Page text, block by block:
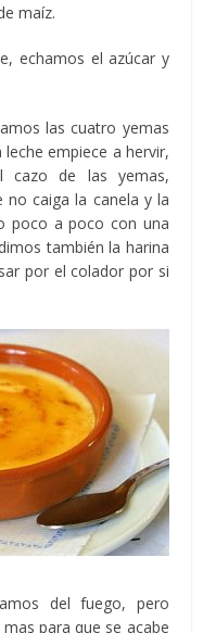
maíz.
echamos el azúcar y
las cuatro yemas
empiece a hervir,
de las yemas,
no caiga la canela y la
poco a poco con una
también la harina
por el colador por si
del fuego, pero
para que se acabe